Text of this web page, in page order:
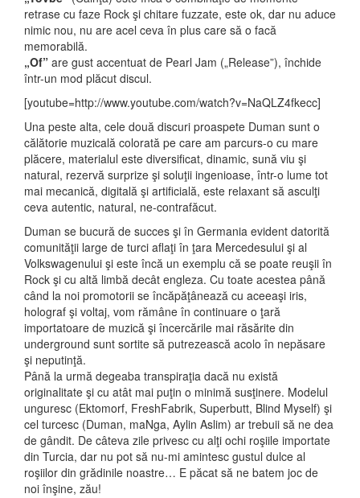
retrase cu faze Rock şi chitare fuzzate, este ok, dar nu aduce
nimic nou, nu are acel ceva în plus care să o facă
memorabilă.
„Of” are gust accentuat de Pearl Jam („Release”), închide
într-un mod plăcut discul.
[youtube=http://www.youtube.com/watch?v=NaQLZ4fkecc]
Una peste alta, cele două discuri proaspete Duman sunt o
călătorie muzicală colorată pe care am parcurs-o cu mare
plăcere, materialul este diversificat, dinamic, sună viu şi
natural, rezervă surprize şi soluţii ingenioase, într-o lume tot
mai mecanică, digitală şi artificială, este relaxant să asculţi
ceva autentic, natural, ne-contrafăcut.
Duman se bucură de succes şi în Germania evident datorită
comunităţii large de turci aflaţi în ţara Mercedesului şi al
Volkswagenului şi este încă un exemplu că se poate reuşii în
Rock şi cu altă limbă decât engleza. Cu toate acestea până
când la noi promotorii se încăpăţânează cu aceeaşi iris,
holograf şi voltaj, vom rămâne în continuare o ţară
importatoare de muzică şi încercările mai răsărite din
underground sunt sortite să putrezească acolo în nepăsare
şi neputinţă.
Până la urmă degeaba transpiraţia dacă nu există
originalitate şi cu atât mai puţin o minimă susţinere. Modelul
unguresc (Ektomorf, FreshFabrik, Superbutt, Blind Myself) şi
cel turcesc (Duman, maNga, Aylin Aslim) ar trebuii să ne dea
de gândit. De câteva zile privesc cu alţi ochi roşiile importate
din Turcia, dar nu pot să nu-mi amintesc gustul dulce al
roşiilor din grădinile noastre… E păcat să ne batem joc de
noi înşine, zău!